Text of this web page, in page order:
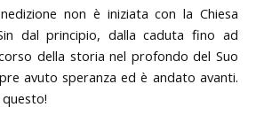
non è iniziata con la Chiesa
Sin dal principio, dalla caduta fino ad
della storia nel profondo del Suo
avuto speranza ed è andato avanti.